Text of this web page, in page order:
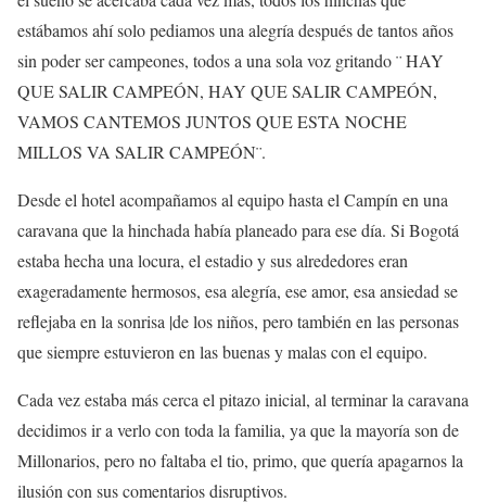
estábamos ahí solo pediamos una alegría después de tantos años
sin poder ser campeones, todos a una sola voz gritando ¨ HAY
QUE SALIR CAMPEÓN, HAY QUE SALIR CAMPEÓN,
VAMOS CANTEMOS JUNTOS QUE ESTA NOCHE
MILLOS VA SALIR CAMPEÓN¨.
Desde el hotel acompañamos al equipo hasta el Campín en una
caravana que la hinchada había planeado para ese día. Si Bogotá
estaba hecha una locura, el estadio y sus alrededores eran
exageradamente hermosos, esa alegría, ese amor, esa ansiedad se
reflejaba en la sonrisa |de los niños, pero también en las personas
que siempre estuvieron en las buenas y malas con el equipo.
Cada vez estaba más cerca el pitazo inicial, al terminar la caravana
decidimos ir a verlo con toda la familia, ya que la mayoría son de
Millonarios, pero no faltaba el tio, primo, que quería apagarnos la
ilusión con sus comentarios disruptivos.